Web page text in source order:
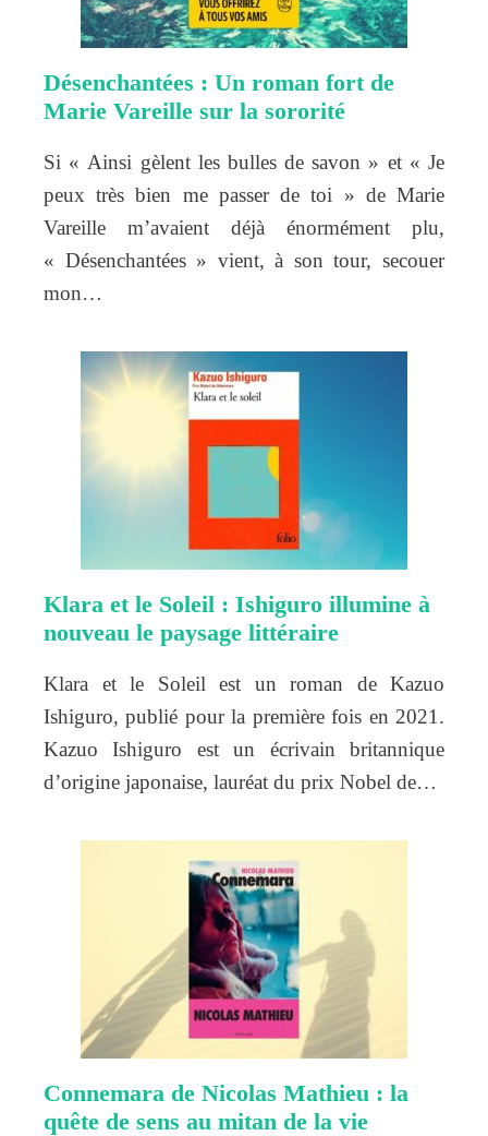
Désenchantées : Un roman fort de
Marie Vareille sur la sororité
Si « Ainsi gèlent les bulles de savon » et « Je
peux très bien me passer de toi » de Marie
Vareille m’avaient déjà énormément plu,
« Désenchantées » vient, à son tour, secouer
mon…
Klara et le Soleil : Ishiguro illumine à
nouveau le paysage littéraire
Klara et le Soleil est un roman de Kazuo
Ishiguro, publié pour la première fois en 2021.
Kazuo Ishiguro est un écrivain britannique
d’origine japonaise, lauréat du prix Nobel de…
Connemara de Nicolas Mathieu : la
quête de sens au mitan de la vie